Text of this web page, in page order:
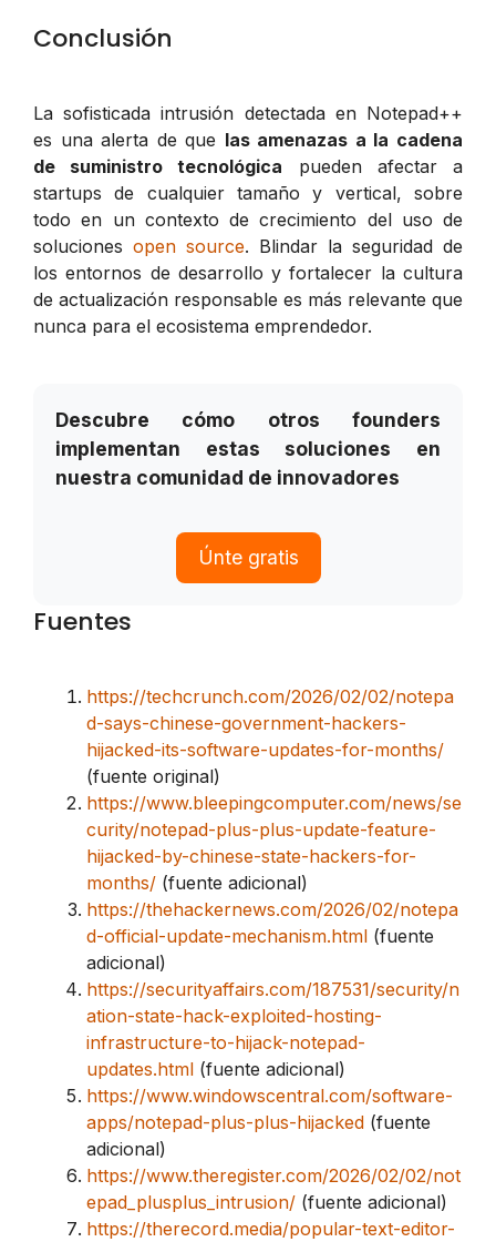
Conclusión
La sofisticada intrusión detectada en Notepad++
es una alerta de que las amenazas a la cadena
de suministro tecnológica pueden afectar a
startups de cualquier tamaño y vertical, sobre
todo en un contexto de crecimiento del uso de
soluciones open source. Blindar la seguridad de
los entornos de desarrollo y fortalecer la cultura
de actualización responsable es más relevante que
nunca para el ecosistema emprendedor.
Descubre cómo otros founders
implementan estas soluciones en
nuestra comunidad de innovadores
Únte gratis
Fuentes
https://techcrunch.com/2026/02/02/notepa
d-says-chinese-government-hackers-
hijacked-its-software-updates-for-months/
(fuente original)
https://www.bleepingcomputer.com/news/se
curity/notepad-plus-plus-update-feature-
hijacked-by-chinese-state-hackers-for-
months/ (fuente adicional)
https://thehackernews.com/2026/02/notepa
d-official-update-mechanism.html (fuente
adicional)
https://securityaffairs.com/187531/security/n
ation-state-hack-exploited-hosting-
infrastructure-to-hijack-notepad-
updates.html (fuente adicional)
https://www.windowscentral.com/software-
apps/notepad-plus-plus-hijacked (fuente
adicional)
https://www.theregister.com/2026/02/02/not
epad_plusplus_intrusion/ (fuente adicional)
https://therecord.media/popular-text-editor-